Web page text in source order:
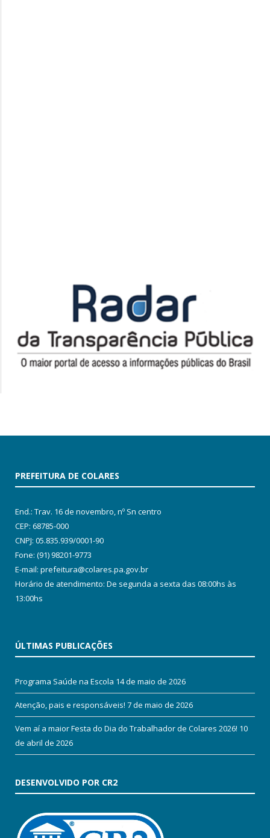
PREFEITURA DE COLARES
End.: Trav. 16 de novembro, nº Sn centro
CEP: 68785-000
CNPJ: 05.835.939/0001-90
Fone: (91) 98201-9773
E-mail: prefeitura@colares.pa.gov.br
Horário de atendimento: De segunda a sexta das 08:00hs às
13:00hs
ÚLTIMAS PUBLICAÇÕES
Programa Saúde na Escola 14 de maio de 2026
Atenção, pais e responsáveis! 7 de maio de 2026
Vem aí a maior Festa do Dia do Trabalhador de Colares 2026! 10
de abril de 2026
DESENVOLVIDO POR CR2